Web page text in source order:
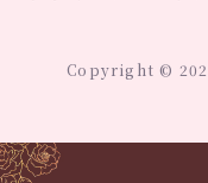
Copyright ©